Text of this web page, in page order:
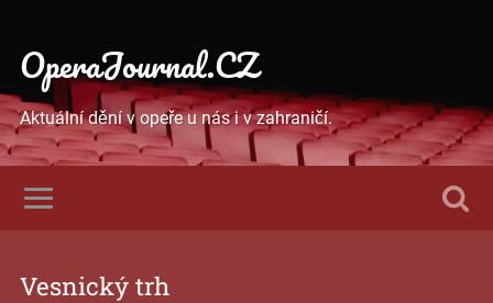
OperaJournal.CZ
Aktuální dění v opeře u nás i v zahraničí.
Vesnický trh